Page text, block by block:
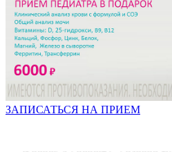
ЗАПИСАТЬСЯ НА ПРИЕМ